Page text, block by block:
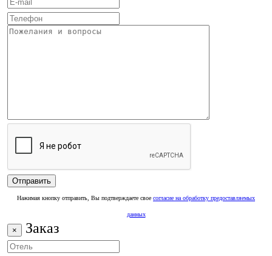
Нажимая кнопку отправить, Вы подтверждаете свое согласие на обработку предоставляемых
данных
× Заказ